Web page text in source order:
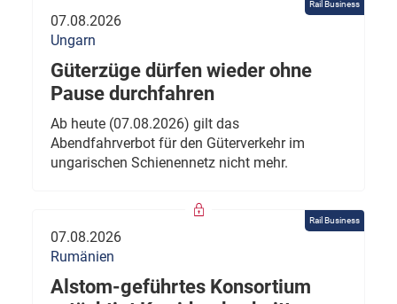
Rail Business
07.08.2026
Ungarn
Güterzüge dürfen wieder ohne
Pause durchfahren
Ab heute (07.08.2026) gilt das
Abendfahrverbot für den Güterverkehr im
ungarischen Schienennetz nicht mehr.
Rail Business
07.08.2026
Rumänien
Alstom-geführtes Konsortium